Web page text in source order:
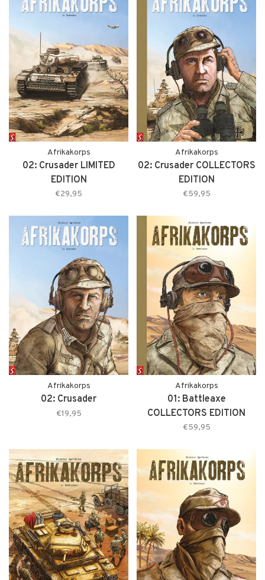
Afrikakorps
02: Crusader LIMITED
EDITION
€29,95
Afrikakorps
02: Crusader COLLECTORS
EDITION
€59,95
Afrikakorps
02: Crusader
€19,95
Afrikakorps
01: Battleaxe
COLLECTORS EDITION
€59,95